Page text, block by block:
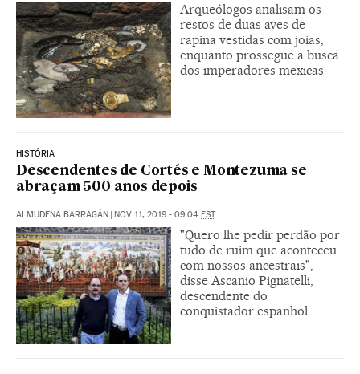
Arqueólogos analisam os
restos de duas aves de
rapina vestidas com joias,
enquanto prossegue a busca
dos imperadores mexicas
HISTÓRIA
Descendentes de Cortés e Montezuma se
abraçam 500 anos depois
ALMUDENA BARRAGÁN | NOV 11, 2019 - 09:04 EST
"Quero lhe pedir perdão por
tudo de ruim que aconteceu
com nossos ancestrais",
disse Ascanio Pignatelli,
descendente do
conquistador espanhol